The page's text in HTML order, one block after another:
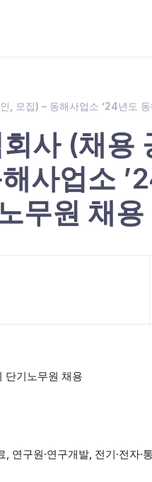
, 모집) – 동해사업소 ’24년도
사 (채용
사업소
무원 채용
단기노무원 채용
, 연구원·연구개발, 전기·전자·